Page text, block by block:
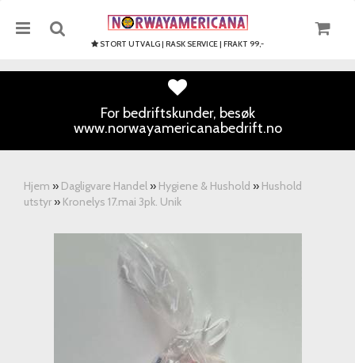
STORT UTVALG | RASK SERVICE | FRAKT 99,-
For bedriftskunder, besøk
www.norwayamericanabedrift.no
Hjem » Dagligvare Handel » Hygiene & Hushold » Hushold
utstyr » Kronelys 17.mai 3pk. Unik